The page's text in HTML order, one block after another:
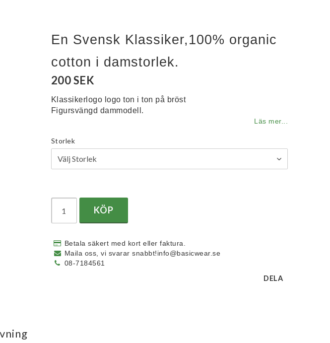
En Svensk Klassiker,100% organic
cotton i damstorlek.
200 SEK
Klassikerlogo logo ton i ton på bröst
Figursvängd dammodell.
Läs mer...
Storlek
KÖP
Betala säkert med kort eller faktura.
Maila oss, vi svarar snabbt!info@basicwear.se
08-7184561
DELA